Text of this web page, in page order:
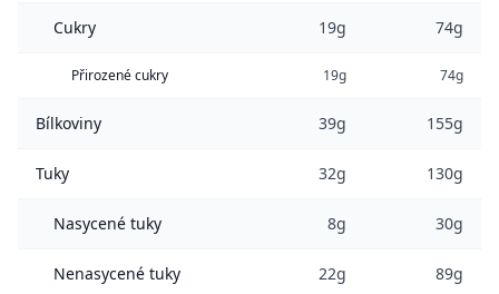
Cukry 19g 74g
Přirozené cukry 19g 74g
Bílkoviny 39g 155g
Tuky 32g 130g
Nasycené tuky 8g 30g
Nenasycené tuky 22g 89g